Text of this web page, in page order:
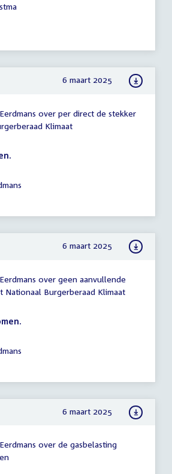
6 maart 2025
over per direct de stekker
Klimaat
6 maart 2025
over geen aanvullende
Nationaal Burgerberaad Klimaat
6 maart 2025
over de gasbelasting